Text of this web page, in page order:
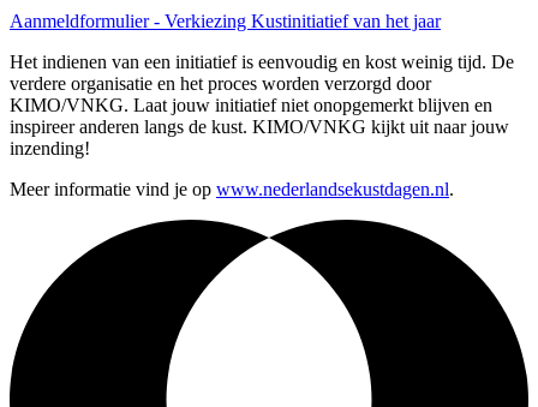
Aanmeldformulier - Verkiezing Kustinitiatief van het jaar
Het indienen van een initiatief is eenvoudig en kost weinig tijd. De
verdere organisatie en het proces worden verzorgd door
KIMO/VNKG. Laat jouw initiatief niet onopgemerkt blijven en
inspireer anderen langs de kust. KIMO/VNKG kijkt uit naar jouw
inzending!
Meer informatie vind je op www.nederlandsekustdagen.nl.